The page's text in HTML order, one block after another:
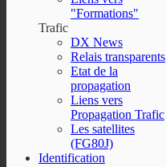
"Formations"
Trafic
DX News
Relais transparents
Etat de la
propagation
Liens vers
Propagation Trafic
Les satellites
(FG80J)
Identification